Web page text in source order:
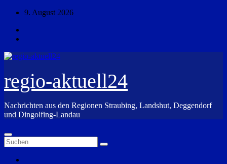
Zum
springen
9. August 2026
regio-aktuell24
Nachrichten aus den Regionen Straubing, Landshut, Deggendorf
und Dingolfing-Landau